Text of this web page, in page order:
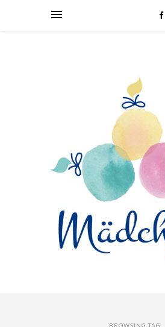
BROWSING TAG